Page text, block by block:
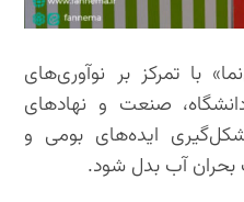
با تمرکز بر نوآوری‌های
صنعت و نهادهای
شکل‌گیری ایده‌های بومی و
بحران آب بدل شود.